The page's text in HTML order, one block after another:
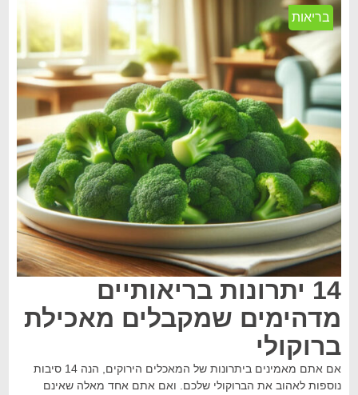
בריאות
14 יתרונות בריאותיים
מדהימים שמקבלים מאכילת
ברוקולי
אם אתם מאמינים ביתרונות של המאכלים הירוקים, הנה 14 סיבות
נוספות לאהוב את הברוקולי שלכם. ואם אתם אחד מאלה שאינם